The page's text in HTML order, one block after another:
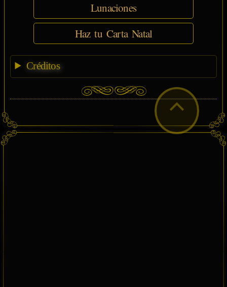
Lunaciones
Haz tu Carta Natal
Créditos